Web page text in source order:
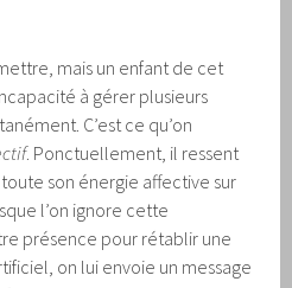
mais un enfant de cet
à gérer plusieurs
C’est ce qu’on
. Ponctuellement, il ressent
son énergie affective sur
l’on ignore cette
présence pour rétablir une
on lui envoie un message